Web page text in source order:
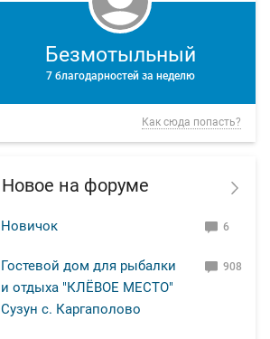
Безмотыльный
7 благодарностей за неделю
Как сюда попасть?
Новое на форуме
Новичок 6
Гостевой дом для рыбалки
и отдыха "КЛЁВОЕ МЕСТО"
Сузун с. Каргаполово
908